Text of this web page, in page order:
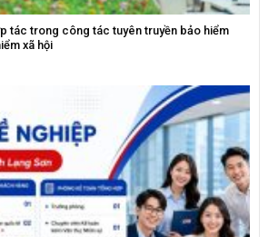
tác trong công tác tuyên truyền bảo hiểm
xã hội